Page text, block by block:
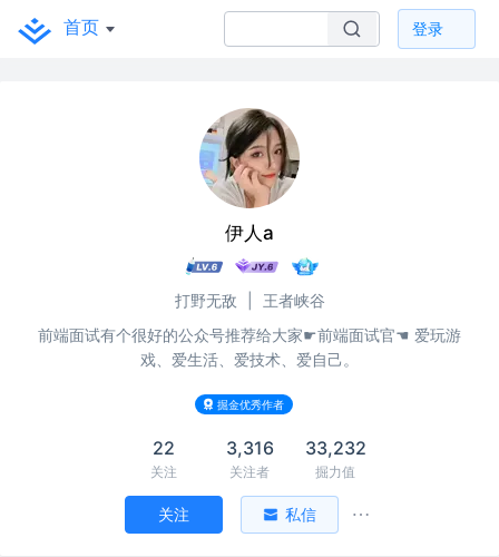
首页 登录
伊人a
打野无敌
王者峡谷
前端面试有个很好的公众号推荐给大家☛前端面试官☚ 爱玩游
戏、爱生活、爱技术、爱自己。
掘金优秀作者
22
关注
3,316
关注者
33,232
掘力值
关注 私信